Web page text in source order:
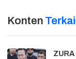
Konten